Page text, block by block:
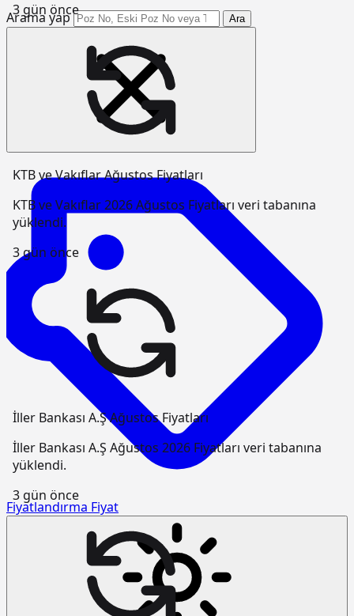
Arama yap Ara
Fiyatlandırma Fiyat
3 gün önce
KTB ve Vakıflar Ağustos Fiyatları
KTB ve Vakıflar 2026 Ağustos Fiyatları veri tabanına
yüklendi.
3 gün önce
İller Bankası A.Ş Ağustos Fiyatları
İller Bankası A.Ş Ağustos 2026 Fiyatları veri tabanına
yüklendi.
3 gün önce